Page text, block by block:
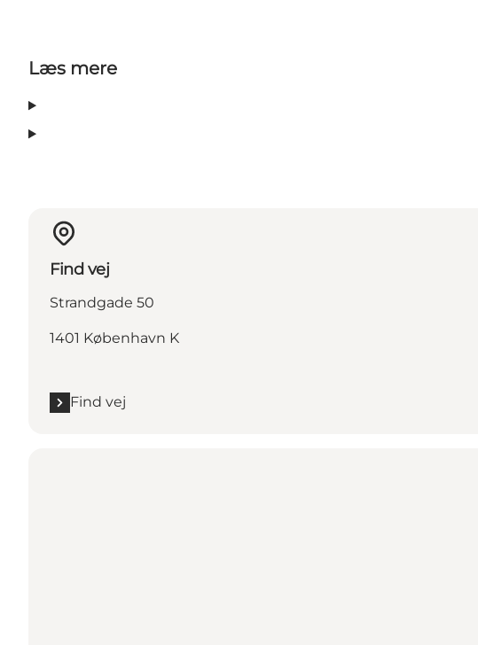
Læs mere
Find vej
Strandgade 50
1401 København K
Find vej